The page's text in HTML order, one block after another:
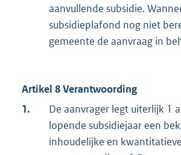
aanvullende subsidie.
subsidieplafond nog niet
gemeente de aanvraag in
Artikel 8 Verantwoording
1.
De aanvrager legt uiterlijk 1
lopende subsidiejaar een
inhoudelijke en